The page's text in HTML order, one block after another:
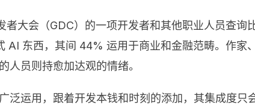
大会（GDC）的一项开发者和其他职业人员查询
AI 东西，其间 44% 运用于商业和金融范畴。作
人员则持愈加达观的情绪。
泛运用，跟着开发本钱和时刻的添加，其集成度只